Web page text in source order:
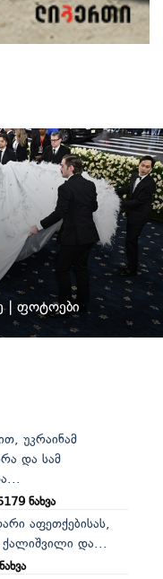
| ფოტოები
უკრაინამ
და სამ
ნახვა
აფეთქებისას,
და...